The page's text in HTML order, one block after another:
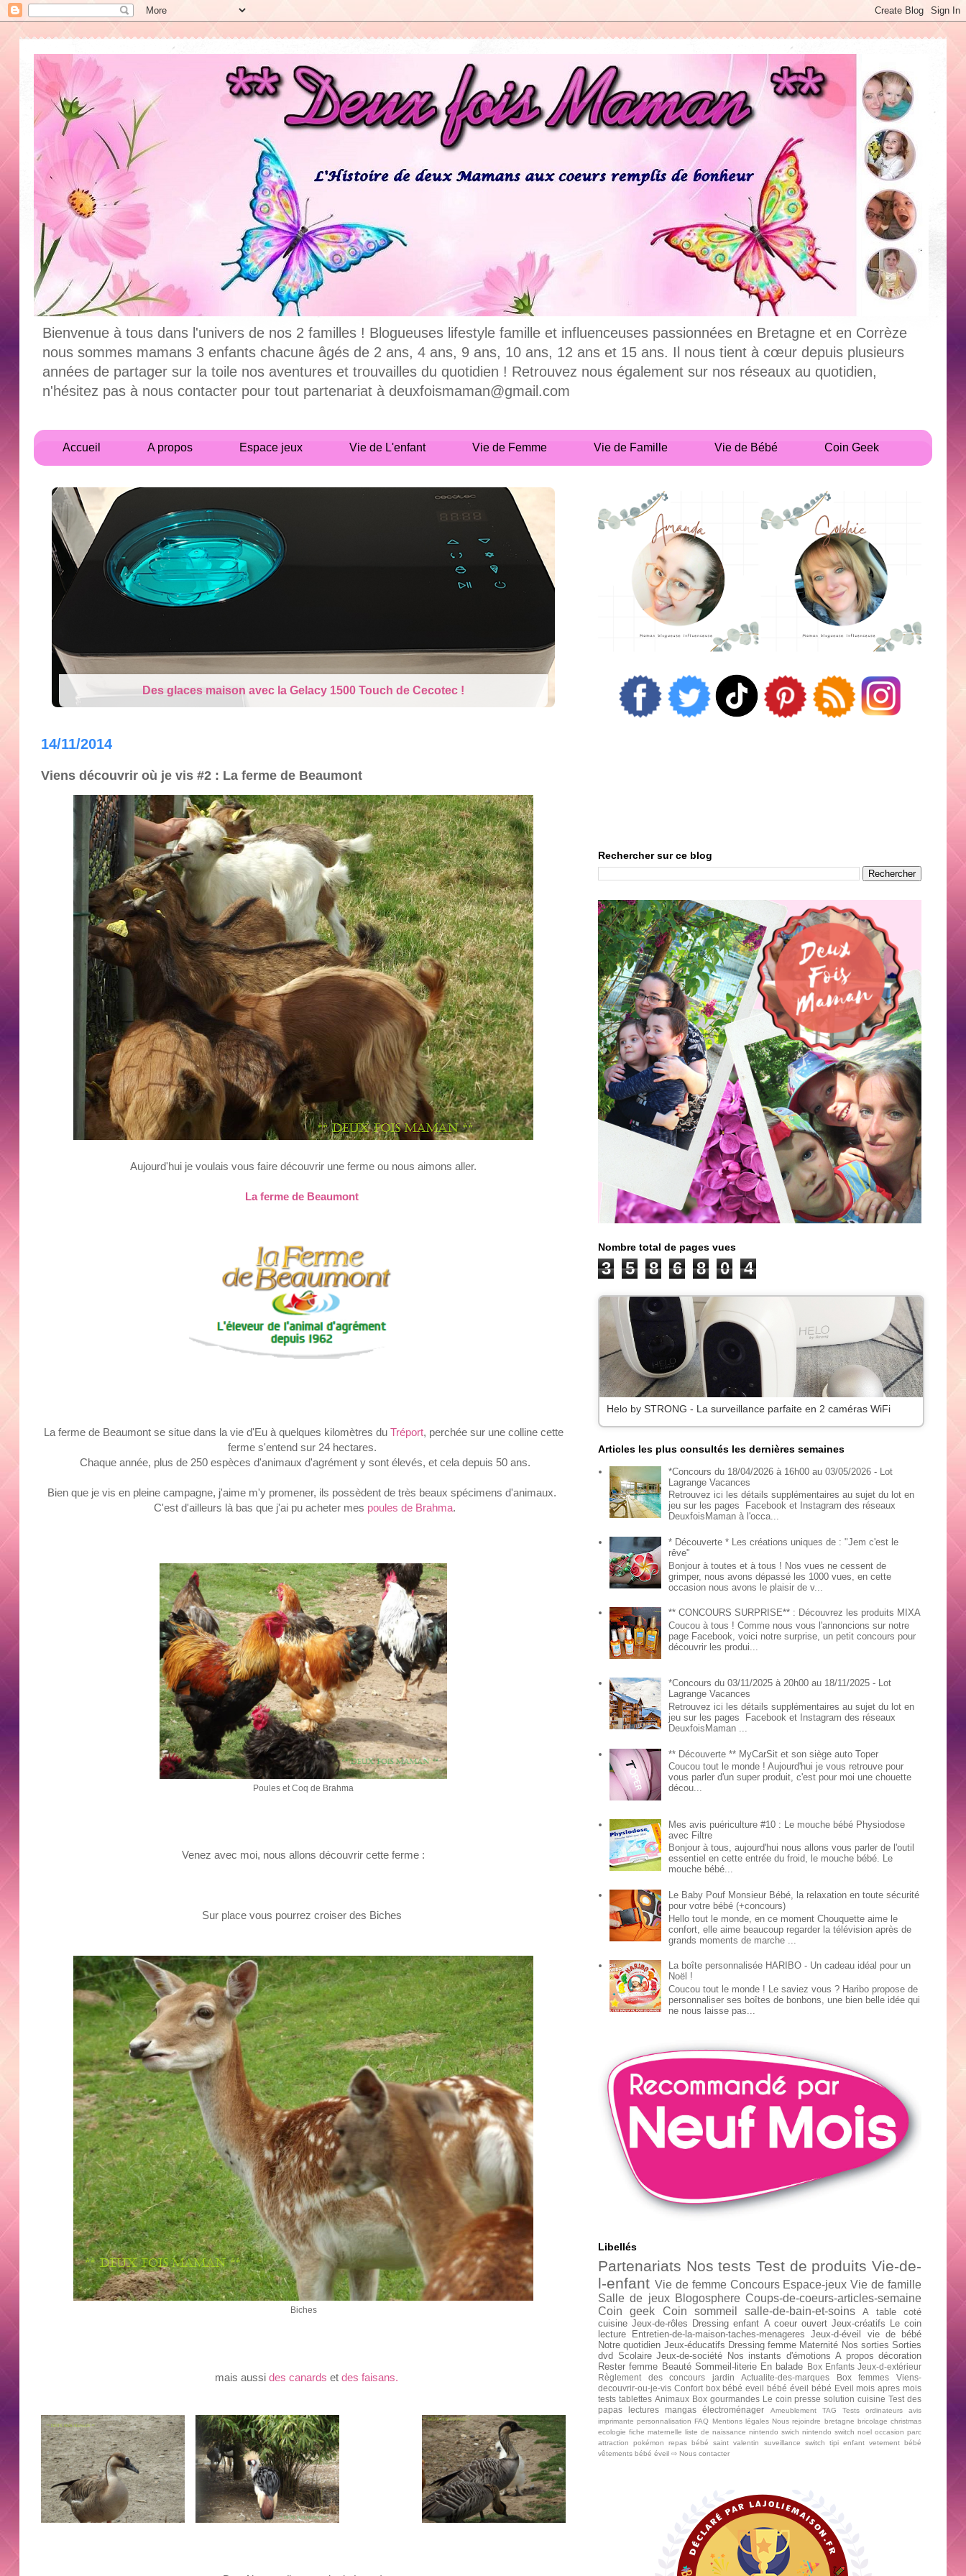
Bienvenue à tous dans l'univers de nos 2 familles ! Blogueuses lifestyle famille et influenceuses passionnées en Bretagne et en Corrèze
nous sommes mamans 3 enfants chacune âgés de 2 ans, 4 ans, 9 ans, 10 ans, 12 ans et 15 ans. Il nous tient à cœur depuis plusieurs
années de partager sur la toile nos aventures et trouvailles du quotidien ! Retrouvez nous également sur nos réseaux au quotidien,
n'hésitez pas à nous contacter pour tout partenariat à deuxfoismaman@gmail.com
Accueil A propos Espace jeux Vie de L'enfant Vie de Femme Vie de Famille Vie de Bébé Coin Geek
Cry Babies Fantasy Dream la Licorne : La poupée qui pleure
14/11/2014
Viens découvrir où je vis #2 : La ferme de Beaumont
Aujourd'hui je voulais vous faire découvrir une ferme ou nous aimons aller.
La ferme de Beaumont
La ferme de Beaumont se situe dans la vie d'Eu à quelques kilomètres du Tréport, perchée sur une colline cette
ferme s'entend sur 24 hectares.
Chaque année, plus de 250 espèces d'animaux d'agrément y sont élevés, et cela depuis 50 ans.
Bien que je vis en pleine campagne, j'aime m'y promener, ils possèdent de très beaux spécimens d'animaux.
C'est d'ailleurs là bas que j'ai pu acheter mes poules de Brahma.
Poules et Coq de Brahma
Venez avec moi, nous allons découvrir cette ferme :
Sur place vous pourrez croiser des Biches
Biches
mais aussi des canards et des faisans.
Rechercher sur ce blog
Nombre total de pages vues
3 5 8 6 8 0 4
Helo by STRONG - La surveillance parfaite en 2 caméras WiFi
Articles les plus consultés les dernières semaines
*Concours du 18/04/2026 à 16h00 au 03/05/2026 - Lot
Lagrange Vacances
Retrouvez ici les détails supplémentaires au sujet du lot en
jeu sur les pages Facebook et Instagram des réseaux
DeuxfoisMaman à l'occa...
* Découverte * Les créations uniques de : "Jem c'est le
rêve"
Bonjour à toutes et à tous ! Nos vues ne cessent de
grimper, nous avons dépassé les 1000 vues, en cette
occasion nous avons le plaisir de v...
** CONCOURS SURPRISE** : Découvrez les produits MIXA
Coucou à tous ! Comme nous vous l'annoncions sur notre
page Facebook, voici notre surprise, un petit concours pour
découvrir les produi...
*Concours du 03/11/2025 à 20h00 au 18/11/2025 - Lot
Lagrange Vacances
Retrouvez ici les détails supplémentaires au sujet du lot en
jeu sur les pages Facebook et Instagram des réseaux
DeuxfoisMaman ...
** Découverte ** MyCarSit et son siège auto Toper
Coucou tout le monde ! Aujourd'hui je vous retrouve pour
vous parler d'un super produit, c'est pour moi une chouette
décou...
Mes avis puériculture #10 : Le mouche bébé Physiodose
avec Filtre
Bonjour à tous, aujourd'hui nous allons vous parler de l'outil
essentiel en cette entrée du froid, le mouche bébé. Le
mouche bébé...
Le Baby Pouf Monsieur Bébé, la relaxation en toute sécurité
pour votre bébé (+concours)
Hello tout le monde, en ce moment Chouquette aime le
confort, elle aime beaucoup regarder la télévision après de
grands moments de marche ...
La boîte personnalisée HARIBO - Un cadeau idéal pour un
Noël !
Coucou tout le monde ! Le saviez vous ? Haribo propose de
personnaliser ses boîtes de bonbons, une bien belle idée qui
ne nous laisse pas...
Libellés
Partenariats Nos tests Test de produits Vie-de-
l-enfant Vie de femme Concours Espace-jeux Vie de famille
Salle de jeux Blogosphere Coups-de-coeurs-articles-semaine
Coin geek
Coin sommeil salle-de-bain-et-soins A table
coté
cuisine Jeux-de-rôles Dressing enfant A coeur ouvert Jeux-créatifs Le coin
lecture
Entretien-de-la-maison-taches-menageres Jeux-d-éveil
vie de bébé
Notre quotidien Jeux-éducatifs Dressing femme Maternité Nos sorties Sorties
dvd Scolaire Jeux-de-société Nos instants d'émotions A propos décoration
Rester femme Beauté Sommeil-literie En balade Box Enfants Jeux-d-extérieur
Règlement des concours
jardin Actualite-des-marques Box femmes
Viens-
decouvrir-ou-je-vis Confort box bébé eveil bébé éveil bébé Eveil mois apres mois
tests tablettes Animaux Box gourmandes Le coin presse solution cuisine Test des
papas
lectures mangas électroménager Ameublement TAG Tests ordinateurs
avis
imprimante personnalisation FAQ Mentions légales Nous rejoindre bretagne bricolage christmas
ecologie fiche maternelle liste de naissance nintendo swich nintendo switch noel occasion parc
attraction
pokémon repas bébé saint valentin suveillance switch tipi enfant vetement bébé
vêtements bébé éveil ⇨ Nous contacter